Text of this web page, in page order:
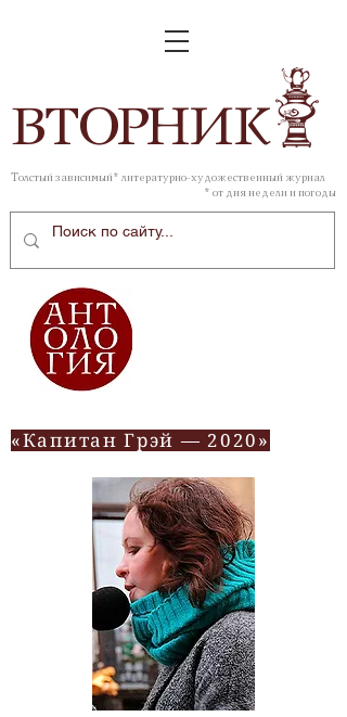
ВТОРНИК
Толстый зависимый* литературно-художественный журнал
* от дня недели и погоды
«Капитан Грэй — 2020»